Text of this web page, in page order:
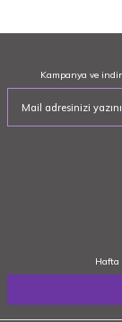
Kampanya ve
Hafta